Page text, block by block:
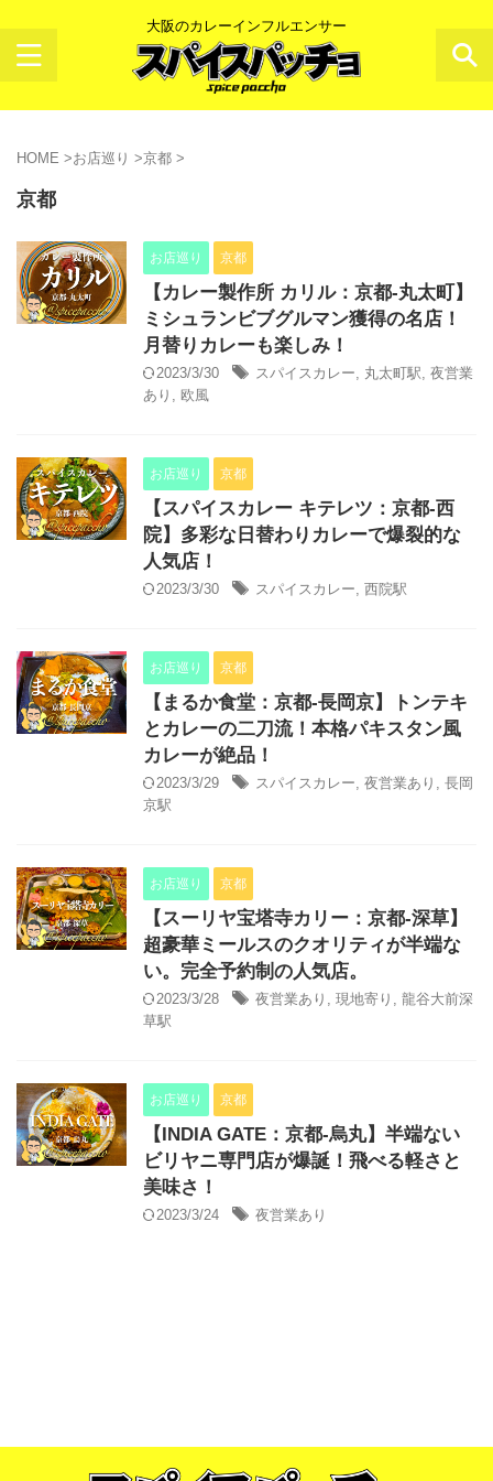
大阪のカレーインフルエンサー
HOME >お店巡り >京都 >
京都
お店巡り 京都
【カレー製作所 カリル：京都-丸太町】
ミシュランビブグルマン獲得の名店！
月替りカレーも楽しみ！
2023/3/30 スパイスカレー, 丸太町駅, 夜営業
あり , 欧風
お店巡り 京都
【スパイスカレー キテレツ：京都-西
院】多彩な日替わりカレーで爆裂的な
人気店！
2023/3/30 スパイスカレー, 西院駅
お店巡り 京都
【まるか食堂：京都-長岡京】トンテキ
とカレーの二刀流！本格パキスタン風
カレーが絶品！
2023/3/29 スパイスカレー, 夜営業あり , 長岡
京駅
お店巡り 京都
【スーリヤ宝塔寺カリー：京都-深草】
超豪華ミールスのクオリティが半端な
い。完全予約制の人気店。
2023/3/28 夜営業あり , 現地寄り , 龍谷大前深
草駅
お店巡り 京都
【INDIA GATE：京都-烏丸】半端ない
ビリヤニ専門店が爆誕！飛べる軽さと
美味さ！
2023/3/24 夜営業あり